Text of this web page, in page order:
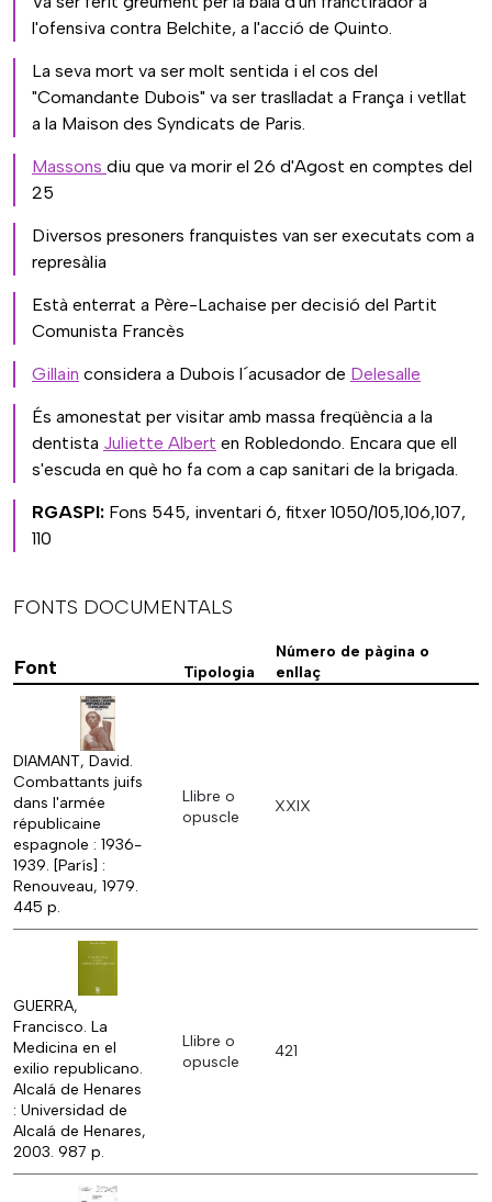
l'ofensiva contra Belchite, a l'acció de Quinto.
La seva mort va ser molt sentida i el cos del
"Comandante Dubois" va ser traslladat a França i vetllat
a la Maison des Syndicats de Paris.
Massons diu que va morir el 26 d'Agost en comptes del
25
Diversos presoners franquistes van ser executats com a
represàlia
Està enterrat a Père-Lachaise per decisió del Partit
Comunista Francès
Gillain considera a Dubois l´acusador de Delesalle
És amonestat per visitar amb massa freqüència a la
dentista Juliette Albert en Robledondo. Encara que ell
s'escuda en què ho fa com a cap sanitari de la brigada.
RGASPI: Fons 545, inventari 6, fitxer 1050/105,106,107,
110
FONTS DOCUMENTALS
Font Tipologia
Número de pàgina o
enllaç
DIAMANT, David.
Combattants juifs
dans l'armée
républicaine
espagnole : 1936-
1939. [París] :
Renouveau, 1979.
445 p.
Llibre o
opuscle
XXIX
GUERRA,
Francisco. La
Medicina en el
exilio republicano.
Alcalá de Henares
: Universidad de
Alcalá de Henares,
2003. 987 p.
Llibre o
opuscle
421